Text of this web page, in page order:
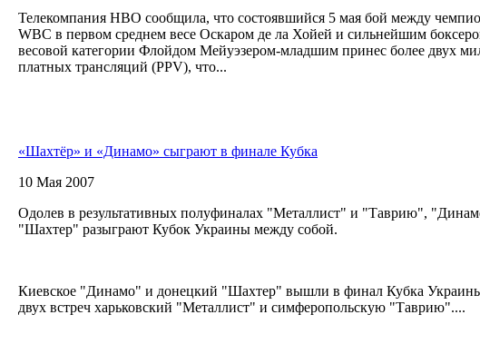
Телекомпания НВО сообщила, что состоявшийся 5 мая бой между
WBC в первом среднем весе Оскаром де ла Хойей и сильнейшим
весовой категории Флойдом Мейуэзером-младшим принес более двух
платных трансляций (PPV), что...
«Шахтёр» и «Динамо» сыграют в финале Кубка
10 Мая 2007
Одолев в результативных полуфиналах "Металлист" и "Таврию",
"Шахтер" разыграют Кубок Украины между собой.
Киевское "Динамо" и донецкий "Шахтер" вышли в финал Кубка
двух встреч харьковский "Металлист" и симферопольскую "Таврию"....